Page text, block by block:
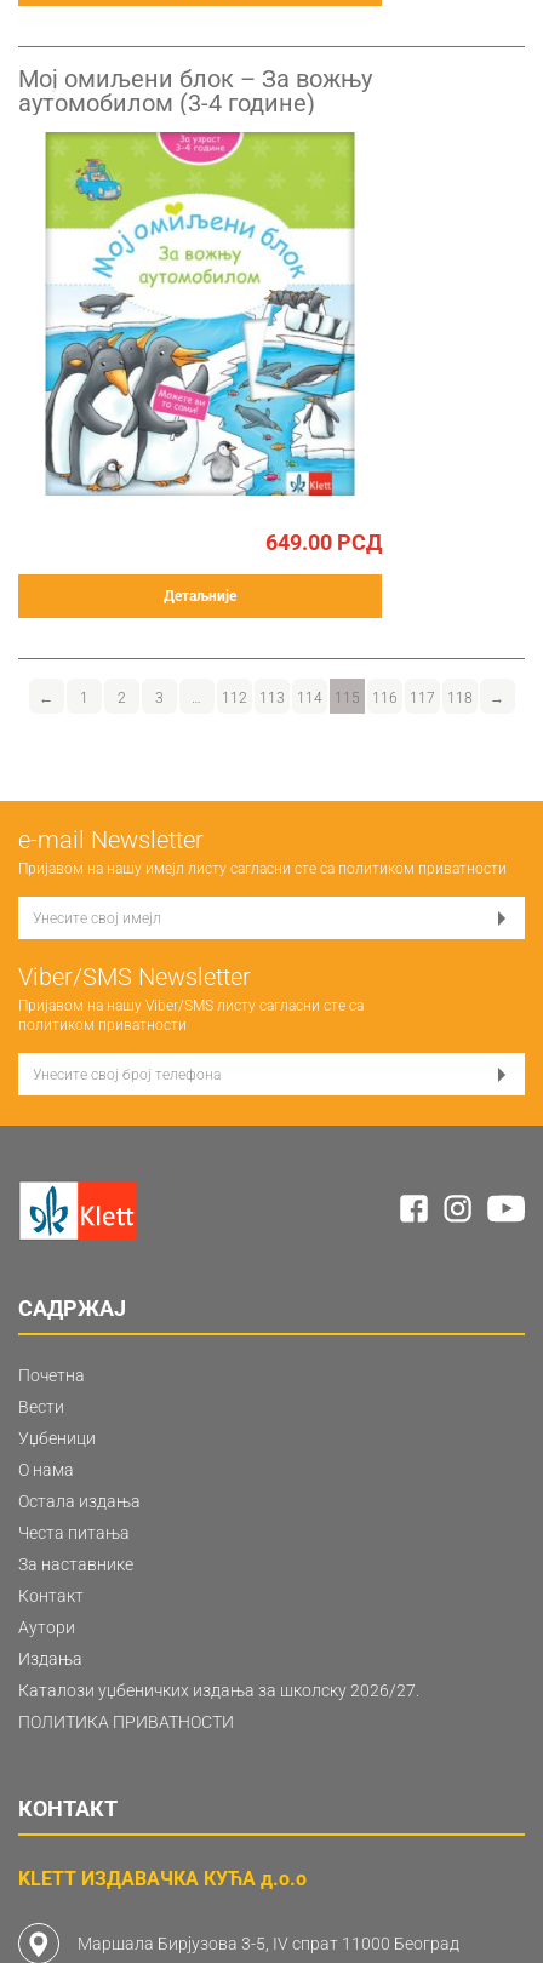
Mој омиљени блок – За вожњу
аутомобилом (3-4 године)
649.00 РСД
Детаљније
← 1 2 3 112 113 114 115 116 117 118 →
е-mail Newsletter
Пријавом на нашу имејл листу сагласни сте са политиком приватности
Viber/SMS Newsletter
Пријавом на нашу Viber/SMS листу сагласни сте са
политиком приватности
САДРЖАЈ
Почетна
Вести
Уџбеници
О нама
Остала издања
Честа питања
За наставнике
Контакт
Аутори
Издања
Каталози уџбеничких издања за школску 2026/27.
ПОЛИТИКА ПРИВАТНОСТИ
КОНТАКТ
KLETT ИЗДАВАЧКА КУЋА д.о.о
Маршала Бирјузова 3-5, IV спрат 11000 Београд